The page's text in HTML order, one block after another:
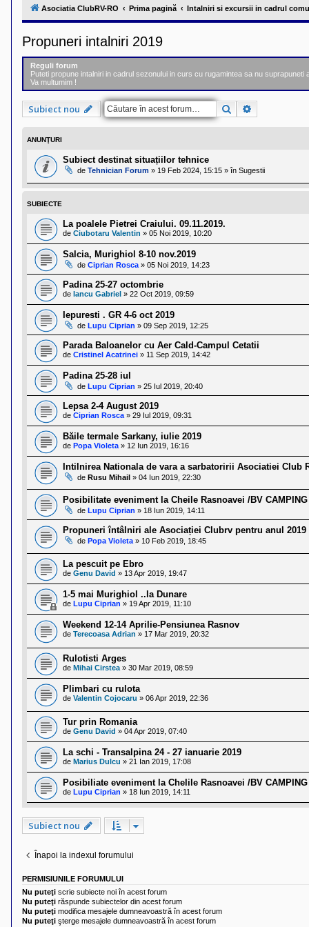
b
V
u
n
a
e
Asociatia ClubRV-RO Prima pagină Intalniri si excursii in cadrul
Propuneri intalniri 2019
Reguli forum
Puteti propune intalniri in cadrul sezonului in curs cu rugamintea sa nu
Va multumim !
Subiect nou Căutare
ANUNŢURI
Subiect destinat situațiilor tehnice
de Tehnician Forum » 19 Feb 2024, 15:15 » în Sugestii
SUBIECTE
La poalele Pietrei Craiului. 09.11.2019.
de Ciubotaru Valentin » 05 Noi 2019, 10:20
Salcia, Murighiol 8-10 nov.2019
de Ciprian Rosca » 05 Noi 2019, 14:23
Padina 25-27 octombrie
de Iancu Gabriel » 22 Oct 2019, 09:59
Iepuresti . GR 4-6 oct 2019
de Lupu Ciprian » 09 Sep 2019, 12:25
Parada Baloanelor cu Aer Cald-Campul Cetatii
de Cristinel Acatrinei » 11 Sep 2019, 14:42
Padina 25-28 iul
de Lupu Ciprian » 25 Iul 2019, 20:40
Lepsa 2-4 August 2019
de Ciprian Rosca » 29 Iul 2019, 09:31
Băile termale Sarkany, iulie 2019
de Popa Violeta » 12 Iun 2019, 16:16
Intilnirea Nationala de vara a sarbatoririi Asociatiei Club
de Rusu Mihail » 04 Iun 2019, 22:30
Posibilitate eveniment la Cheile Rasnoavei /BV CAMPING
de Lupu Ciprian » 18 Iun 2019, 14:11
Propuneri întâlniri ale Asociației Clubrv pentru anul 2019
de Popa Violeta » 10 Feb 2019, 18:45
La pescuit pe Ebro
de Genu David » 13 Apr 2019, 19:47
1-5 mai Murighiol ..la Dunare
de Lupu Ciprian » 19 Apr 2019, 11:10
Weekend 12-14 Aprilie-Pensiunea Rasnov
de Terecoasa Adrian » 17 Mar 2019, 20:32
Rulotisti Arges
de Mihai Cirstea » 30 Mar 2019, 08:59
Plimbari cu rulota
de Valentin Cojocaru » 06 Apr 2019, 22:36
Tur prin Romania
de Genu David » 04 Apr 2019, 07:40
La schi - Transalpina 24 - 27 ianuarie 2019
de Marius Dulcu » 21 Ian 2019, 17:08
Posibiliate eveniment la Chelile Rasnoavei /BV CAMPING
de Lupu Ciprian » 18 Iun 2019, 14:11
Subiect nou
Înapoi la indexul forumului
PERMISIUNILE FORUMULUI
Nu puteţi scrie subiecte noi în acest forum
Nu puteţi răspunde subiectelor din acest forum
Nu puteţi modifica mesajele dumneavoastră în acest forum
Nu puteţi şterge mesajele dumneavoastră în acest forum